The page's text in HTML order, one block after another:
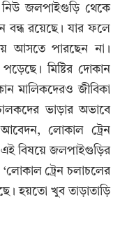
নিউ জলপাইগুড়ি থেকে
বন্ধ রয়েছে। যার ফলে
আসতে পারছেন না।
মিষ্টির দোকান
মালিকদেরও জীবিকা
ভাড়ার অভাবে
লোকাল ট্রেন
বিষয়ে জলপাইগুড়ির
ট্রেন চলাচলের
হয়তো খুব তাড়াতাড়ি